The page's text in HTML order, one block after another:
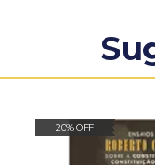
20% OFF